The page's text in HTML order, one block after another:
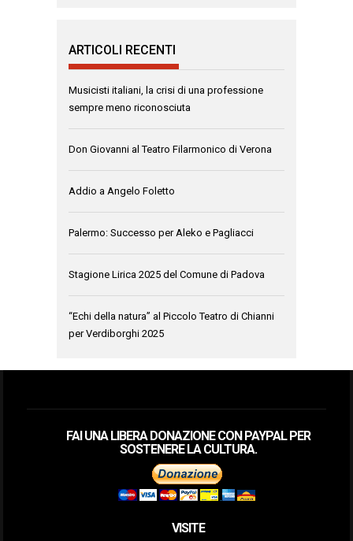
ARTICOLI RECENTI
Musicisti italiani, la crisi di una professione
sempre meno riconosciuta
Don Giovanni al Teatro Filarmonico di Verona
Addio a Angelo Foletto
Palermo: Successo per Aleko e Pagliacci
Stagione Lirica 2025 del Comune di Padova
“Echi della natura” al Piccolo Teatro di Chianni
per Verdiborghi 2025
FAI UNA LIBERA DONAZIONE CON PAYPAL PER
SOSTENERE LA CULTURA.
VISITE